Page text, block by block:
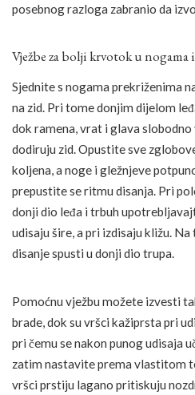
posebnog razloga zabranio da
Vježbe za bolji krvotok u nogama
Sjednite s nogama prekriženima
na zid. Pri tome donjim dijelom
dok ramena, vrat i glava
dodiruju zid. Opustite sve
koljena, a noge i gležnjeve
prepustite se ritmu disanja. Pri
donji dio leđa i trbuh
udisaju šire, a pri izdisaju kližu.
disanje spusti u donji dio trupa.
Pomoćnu vježbu možete izvesti
brade, dok su vršci kažiprsta pri
pri čemu se nakon punog udisaja
zatim nastavite prema vlastitom
vršci prstiju lagano pritiskuju